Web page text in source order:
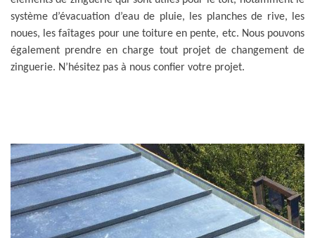
système d’évacuation d’eau de pluie, les planches de rive, les
noues, les faîtages pour une toiture en pente, etc. Nous pouvons
également prendre en charge tout projet de changement de
zinguerie. N’hésitez pas à nous confier votre projet.